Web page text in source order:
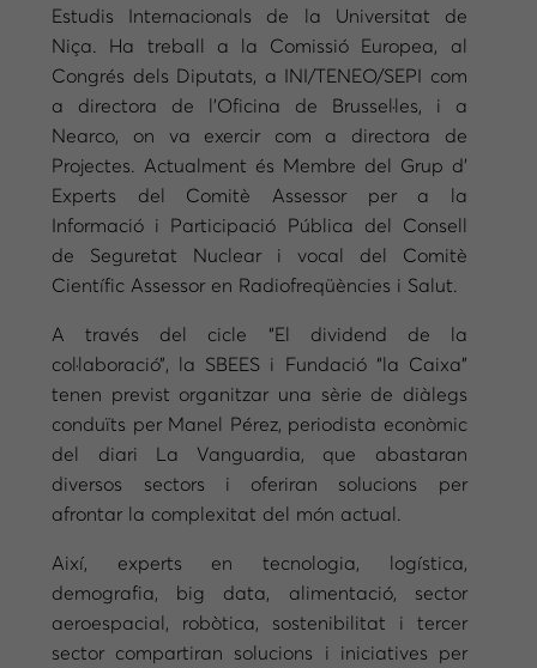
Estudis Internacionals de la Universitat de
Niça. Ha treball a la Comissió Europea, al
Congrés dels Diputats, a INI/TENEO/SEPI com
a directora de l’Oficina de Brussel·les, i a
Nearco, on va exercir com a directora de
Projectes. Actualment és Membre del Grup d’
Experts del Comitè Assessor per a la
Informació i Participació Pública del Consell
de Seguretat Nuclear i vocal del Comitè
Científic Assessor en Radiofreqüències i Salut.
A través del cicle “El dividend de la
col·laboració”, la SBEES i Fundació “la Caixa”
tenen previst organitzar una sèrie de diàlegs
conduïts per Manel Pérez, periodista econòmic
del diari La Vanguardia, que abastaran
diversos sectors i oferiran solucions per
afrontar la complexitat del món actual.
Així, experts en tecnologia, logística,
demografia, big data, alimentació, sector
aeroespacial, robòtica, sostenibilitat i tercer
sector compartiran solucions i iniciatives per